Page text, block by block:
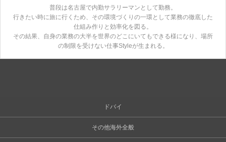
普段は名古屋で内勤サラリーマンとして勤務。
行きたい時に旅に行くため、その環境づくりの一環として業務の徹底した
仕組み作りと効率化を図る。
その結果、自身の業務の大半を世界のどこにいてもできる様になり、場所
の制限を受けない仕事Styleが生まれる。
ドバイ
その他海外全般